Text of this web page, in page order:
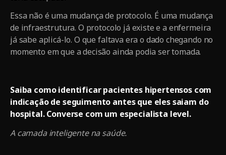
Essa não é uma mudança de protocolo. É uma mudança
de infraestrutura. O protocolo já existe e a enfermeira
já sabe aplicá-lo. O que faltava era o dado chegando no
momento em que a decisão ainda podia ser tomada.
Saiba como identificar pacientes hipertensos com
indicação de seguimento antes que eles saiam do
hospital. Converse com um especialista level.
A camada inteligente na saúde.